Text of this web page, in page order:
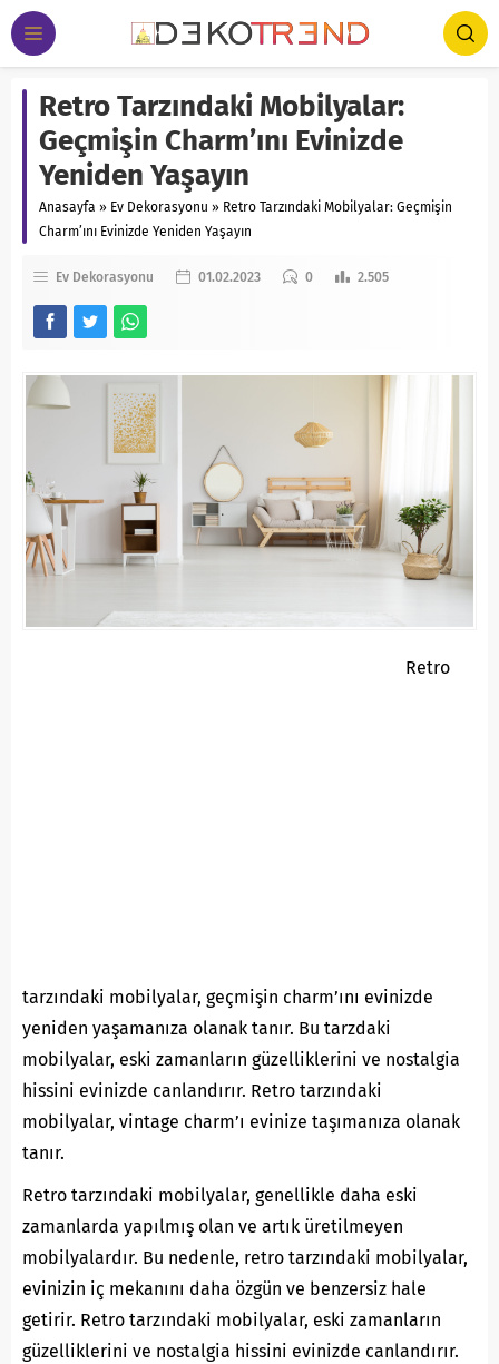
Retro Tarzındaki Mobilyalar:
Geçmişin Charm’ını Evinizde
Yeniden Yaşayın
Anasayfa » Ev Dekorasyonu » Retro Tarzındaki Mobilyalar: Geçmişin
Charm’ını Evinizde Yeniden Yaşayın
Ev Dekorasyonu 01.02.2023 0 2.505
Retro
tarzındaki mobilyalar, geçmişin charm’ını evinizde
yeniden yaşamanıza olanak tanır. Bu tarzdaki
mobilyalar, eski zamanların güzelliklerini ve nostalgia
hissini evinizde canlandırır. Retro tarzındaki
mobilyalar, vintage charm’ı evinize taşımanıza olanak
tanır.
Retro tarzındaki mobilyalar, genellikle daha eski
zamanlarda yapılmış olan ve artık üretilmeyen
mobilyalardır. Bu nedenle, retro tarzındaki mobilyalar,
evinizin iç mekanını daha özgün ve benzersiz hale
getirir. Retro tarzındaki mobilyalar, eski zamanların
güzelliklerini ve nostalgia hissini evinizde canlandırır.